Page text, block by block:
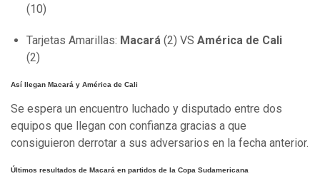
(10)
Tarjetas Amarillas: Macará (2) VS América de Cali
(2)
Así llegan Macará y América de Cali
Se espera un encuentro luchado y disputado entre dos
equipos que llegan con confianza gracias a que
consiguieron derrotar a sus adversarios en la fecha anterior.
Últimos resultados de Macará en partidos de la Copa Sudamericana